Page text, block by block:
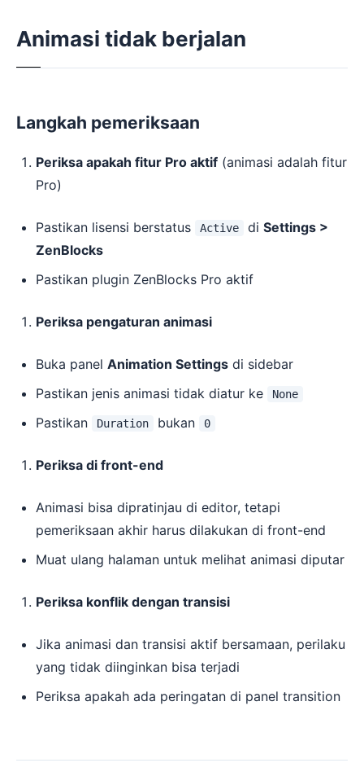
Animasi tidak berjalan
Langkah pemeriksaan
Periksa apakah fitur Pro aktif (animasi adalah fitur
Pro)
Pastikan lisensi berstatus Active di Settings >
ZenBlocks
Pastikan plugin ZenBlocks Pro aktif
Periksa pengaturan animasi
Buka panel Animation Settings di sidebar
Pastikan jenis animasi tidak diatur ke
None
Pastikan Duration bukan 0
Periksa di front-end
Animasi bisa dipratinjau di editor, tetapi
pemeriksaan akhir harus dilakukan di front-end
Muat ulang halaman untuk melihat animasi diputar
Periksa konflik dengan transisi
Jika animasi dan transisi aktif bersamaan, perilaku
yang tidak diinginkan bisa terjadi
Periksa apakah ada peringatan di panel transition